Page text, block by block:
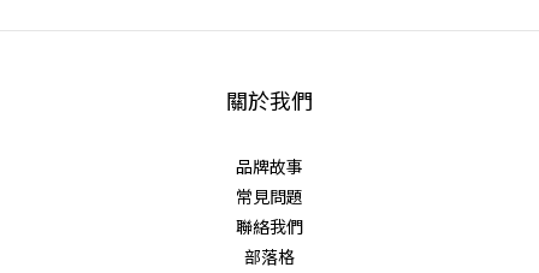
關於我們
品牌故事
常見問題
聯絡我們
部落格